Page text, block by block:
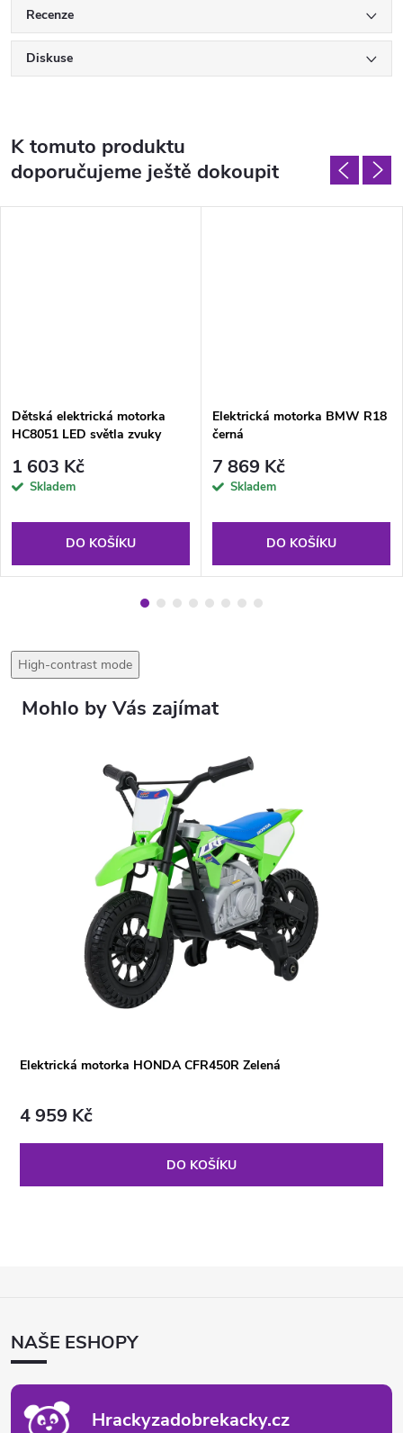
Recenze
Diskuse
K tomuto produktu
doporučujeme ještě dokoupit
Dětská elektrická motorka
HC8051 LED světla zvuky
1 603 Kč
Skladem
DO KOŠÍKU
Elektrická motorka BMW R18
černá
7 869 Kč
Skladem
DO KOŠÍKU
High-contrast mode
Elektrická motorka HONDA CFR450R Zelená
4 959 Kč
DO KOŠÍKU
ANAŠE ESHOPY
Hrackyzadobrekacky.cz